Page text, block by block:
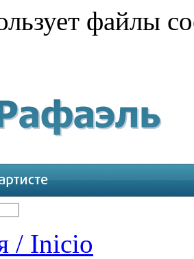
файлы
/ Inicio